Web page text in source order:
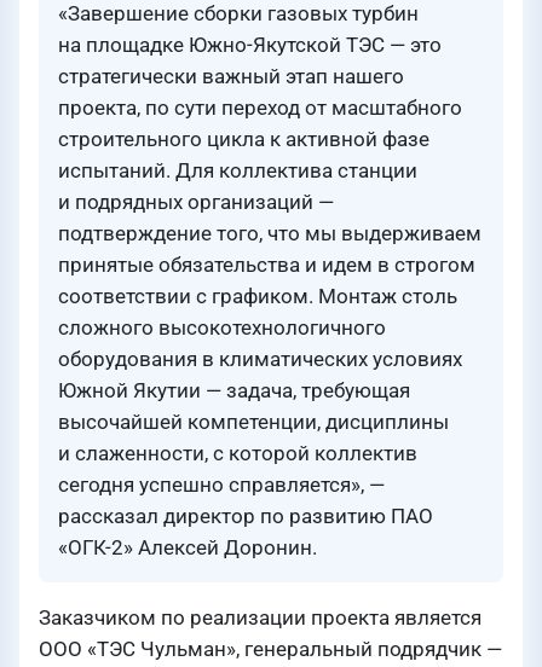
«Завершение сборки газовых турбин
на площадке Южно-Якутской ТЭС — это
стратегически важный этап нашего
проекта, по сути переход от масштабного
строительного цикла к активной фазе
испытаний. Для коллектива станции
и подрядных организаций —
подтверждение того, что мы выдерживаем
принятые обязательства и идем в строгом
соответствии с графиком. Монтаж столь
сложного высокотехнологичного
оборудования в климатических условиях
Южной Якутии — задача, требующая
высочайшей компетенции, дисциплины
и слаженности, с которой коллектив
сегодня успешно справляется», —
рассказал директор по развитию ПАО
«ОГК-2» Алексей Доронин.
Заказчиком по реализации проекта является
ООО «ТЭС Чульман», генеральный подрядчик —